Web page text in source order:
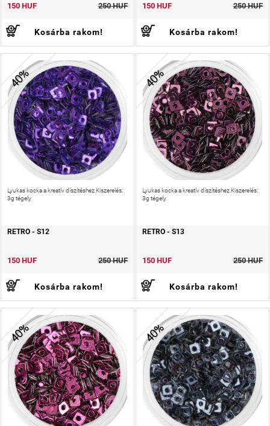
150 HUF 250 HUF
Kosárba rakom!
150 HUF 250 HUF
Kosárba rakom!
40%
Lyukas kocka a kreatív díszítéshez.Kiszerelés:
3g tégely
RETRO - S12
150 HUF 250 HUF
Kosárba rakom!
40%
Lyukas kocka a kreatív díszítéshez.Kiszerelés:
3g tégely
RETRO - S13
150 HUF 250 HUF
Kosárba rakom!
40% 40%